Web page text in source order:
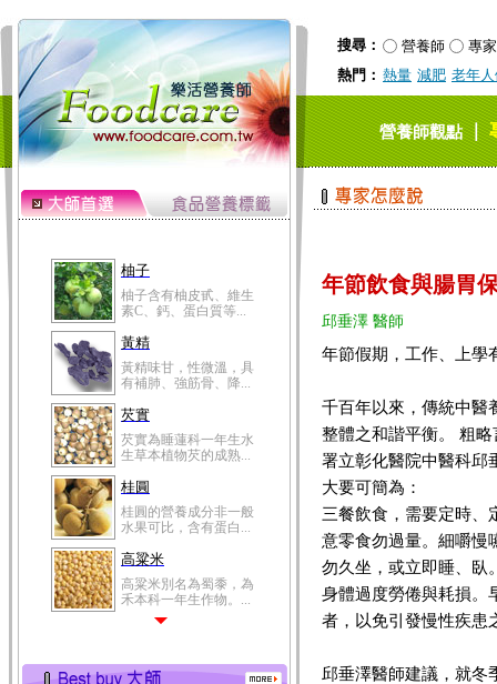
搜尋： 營養師
專家
熱門： 熱量 減肥 老年
營養師觀點｜
柚子
柚子含有柚皮甙、維生
素C、鈣、蛋白質等...
黃精
黃精味甘，性微溫，具
有補肺、強筋骨、降...
芡實
芡實為睡蓮科一年生水
生草本植物芡的成熟...
桂圓
桂圓的營養成分非一般
水果可比，含有蛋白...
高粱米
高粱米別名為蜀黍，為
禾本科一年生作物。...
有蛋白質、脂肪、磷...
年節飲食與腸胃
邱垂澤 醫師
年節假期，工作、上學
千百年以來，傳統中醫
整體之和諧平衡。 粗
署立彰化醫院中醫科邱
大要可簡為：
三餐飲食，需要定時、
意零食勿過量。細嚼慢
勿久坐，或立即睡、臥
身體過度勞倦與耗損。
者，以免引發慢性疾患
邱垂澤醫師建議，就冬